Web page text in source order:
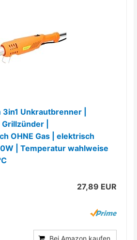
3in1 Unkrautbrenner |
|
OHNE Gas | elektrisch
| Temperatur wahlweise
27,89 EUR